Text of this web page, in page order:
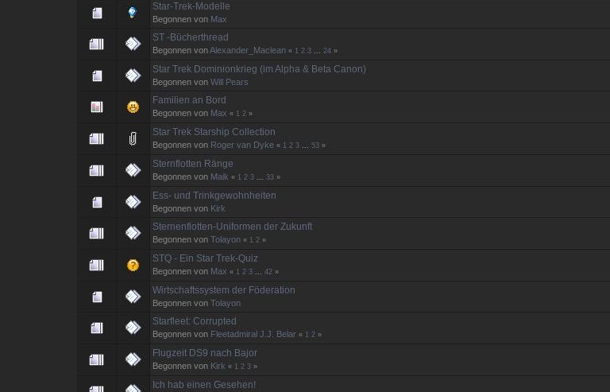
Star-Trek-Modelle
Begonnen von Max
ST -Bücherthread
Begonnen vonAlexander_Maclean « 1 2 3 ...24 »
Star Trek Dominionkrieg (im Alpha & Beta Canon)
Begonnen vonWill Pears
Familien an Bord
Begonnen von Max « 1 2 »
Star Trek Starship Collection
Begonnen von Roger van Dyke « 1 2 3 ...53 »
Sternflotten Ränge
Begonnen von Maik « 1 2 3 ...33 »
Ess- und Trinkgewohnheiten
Begonnen von Kirk
Sternenflotten-Uniformen der Zukunft
Begonnen vonTolayon « 1 2 »
STQ - Ein Star Trek-Quiz
Begonnen von Max « 1 2 3 ...42 »
Wirtschaftssystem der Föderation
Begonnen vonTolayon
Starfleet: Corrupted
Begonnen von Fleetadmiral J.J. Belar « 1 2 »
Flugzeit DS9 nach Bajor
Begonnen von Kirk « 1 2 3 »
Ich hab einen Gesehen!